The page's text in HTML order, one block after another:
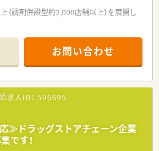
調剤併設型約2,000店舗以上）を展開し
能！
りますが、経験の少ない方でも500万前
準！
豊富な社内研修や外部組織と連携した研
からこそ活躍できるキャリアパスが多
す。
アマネジャーや営業部長等のマネジメン
す。
を活かせるスペシャリストを目指すこ
お問い合わせ
求人ID： 506695
≫ドラッグストアチェーン企業
です！